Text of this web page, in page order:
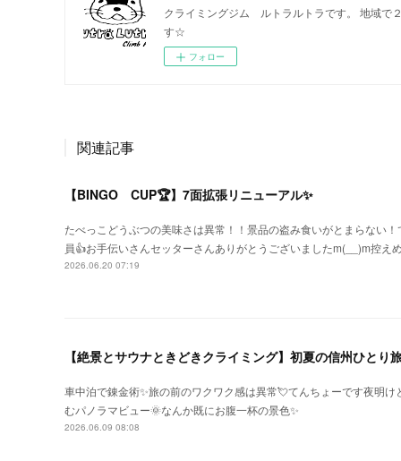
クライミングジム ルトラルトラです。 地域で
す☆
フォロー
関連記事
【BINGO CUP🏆】7面拡張リニューアル✨
たべっこどうぶつの美味さは異常！！景品の盗み食いがとまらない
員👍お手伝いさんセッターさんありがとうございましたm(__)m控え
2026.06.20 07:19
【絶景とサウナときどきクライミング】初夏の信州ひとり
車中泊で錬金術✨旅の前のワクワク感は異常💘てんちょーです夜明
むパノラマビュー🌞なんか既にお腹一杯の景色✨
2026.06.09 08:08